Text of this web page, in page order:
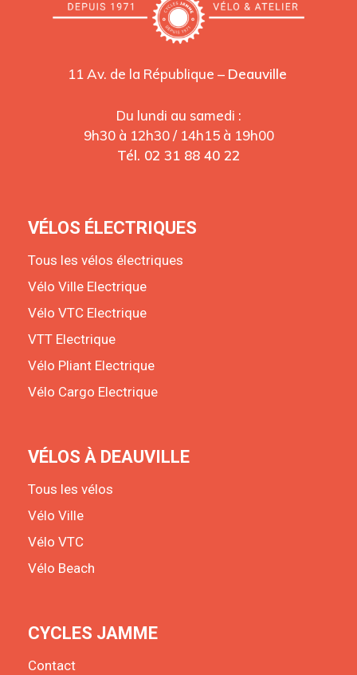
11 Av. de la République – Deauville
Du lundi au samedi :
9h30 à 12h30 / 14h15 à 19h00
Tél. 02 31 88 40 22
VÉLOS ÉLECTRIQUES
Tous les vélos électriques
Vélo Ville Electrique
Vélo VTC Electrique
VTT Electrique
Vélo Pliant Electrique
Vélo Cargo Electrique
VÉLOS À DEAUVILLE
Tous les vélos
Vélo Ville
Vélo VTC
Vélo Beach
CYCLES JAMME
Contact